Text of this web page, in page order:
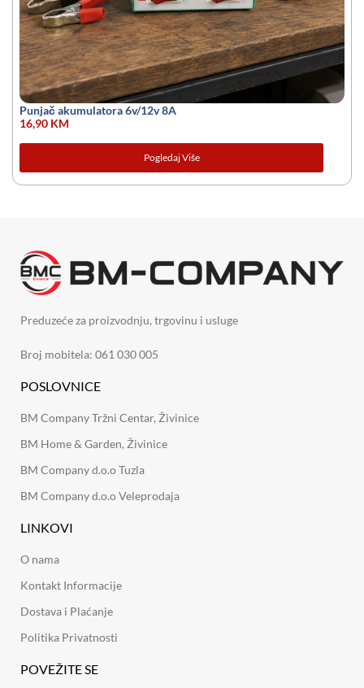
Punjač akumulatora 6v/12v 8A
16,90 KM
Pogledaj Više
Preduzeće za proizvodnju, trgovinu i usluge
Broj mobitela: 061 030 005
POSLOVNICE
BM Company Tržni Centar, Živinice
BM Home & Garden, Živinice
BM Company d.o.o Tuzla
BM Company d.o.o Veleprodaja
LINKOVI
O nama
Kontakt Informacije
Dostava i Plaćanje
Politika Privatnosti
POVEŽITE SE